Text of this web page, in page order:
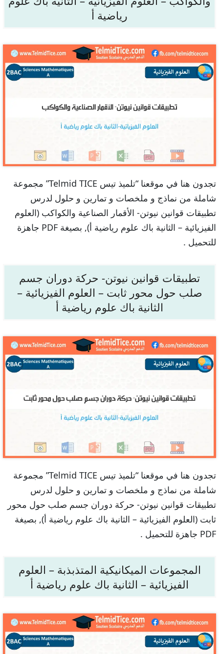
رياضية أ
تجدون هنا في موقعنا “تلميذ تيس Telmid TICE” مجموعة
شاملة من نماذج و ملخصات و تمارين و حلول لدرس
تطبيقات قوانين نيوتن- الأقمار الصناعية والكواكب (العلوم
الفيزيائية – الثانية باك علوم رياضية أ), بصيغة PDF جاهزة
للتحميل .
تطبيقات قوانين نيوتن- حركة دوران جسم
صلب حول محور ثابت – العلوم الفيزيائية –
الثانية باك علوم رياضية أ
تجدون هنا في موقعنا “تلميذ تيس Telmid TICE” مجموعة
شاملة من نماذج و ملخصات و تمارين و حلول لدرس
تطبيقات قوانين نيوتن- حركة دوران جسم صلب حول محور
ثابت (العلوم الفيزيائية – الثانية باك علوم رياضية أ), بصيغة
PDF جاهزة للتحميل .
المجموعات الميكانيكية المتذبذبة – العلوم
الفيزيائية – الثانية باك علوم رياضية أ